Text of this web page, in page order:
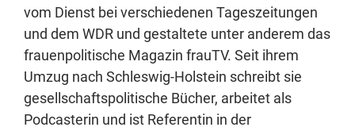
vom Dienst bei verschiedenen Tageszeitungen
und dem WDR und gestaltete unter anderem das
frauenpolitische Magazin frauTV. Seit ihrem
Umzug nach Schleswig-Holstein schreibt sie
gesellschaftspolitische Bücher, arbeitet als
Podcasterin und ist Referentin in der